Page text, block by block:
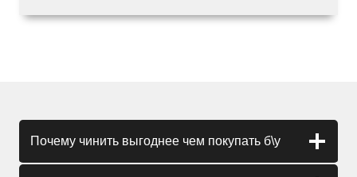
Почему чинить выгоднее чем покупать б\у